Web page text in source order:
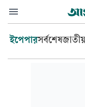
ইপেপারসর্বশেষজাতীয়